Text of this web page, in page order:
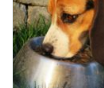
vill se älgar i...